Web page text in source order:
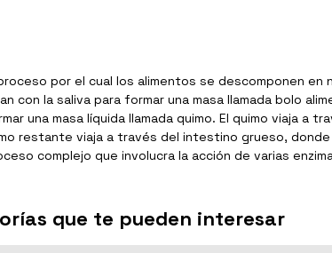
por el cual los alimentos se descomponen
con la saliva para formar una masa llamada bolo
una masa líquida llamada quimo. El quimo viaja
restante viaja a través del intestino grueso,
complejo que involucra la acción de varias
que te pueden interesar